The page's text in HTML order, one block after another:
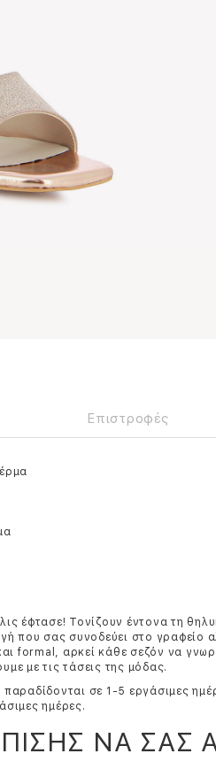
Επιστροφές
έφτασε! Τονίζουν έντονα τη
που σας συνοδεύει στο γραφείο
formal, αρκεί κάθε σεζόν να
με τις τάσεις της μόδας.
σε 1-5 εργάσιμες
ημέρες.
ΝΑ ΣΑΣ